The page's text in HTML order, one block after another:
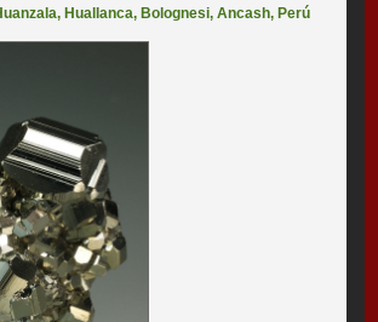
,Huallanca,Bolognesi,Ancash,Perú